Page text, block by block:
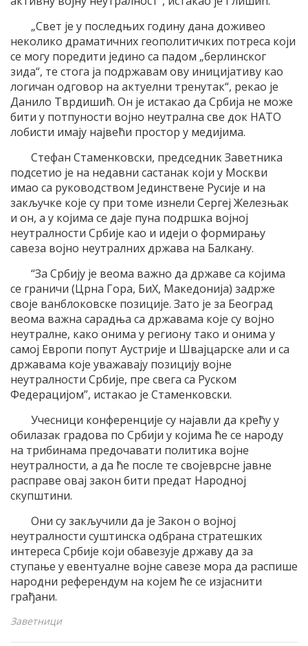
„Свет је у последњих годину дана доживео
неколико драматичних геополитичких потреса који
се могу поредити једино са падом „берлинског
зида“, те стога ја подржавам ову иницијативу као
логичан одговор на актуелни тренутак“, рекао је
Данило Тврдишић. Он је истакао да Србија не може
бити у потпуности војно неутрална све док НАТО
лобисти имају највећи простор у медијима.
Стефан Стаменковски, председник Заветника
подсетио је на недавни састанак који у Москви
имао са руководством Јединствене Русије и на
закључке које су при томе изнели Сергеј Железњак
и он, а у којима се даје пуна подршка војној
неутралности Србије као и идеји о формирању
савеза војно неутралних држава на Балкану.
“За Србију је веома важно да државе са којима
се граничи (Црна Гора, БиХ, Македонија) задрже
своје ванблоковске позиције. Зато је за Београд
веома важна сарадња са државама које су војно
неутралне, како онима у региону тако и онима у
самој Европи попут Аустрије и Швајцарске али и са
државама које уважавају позицију војне
неутралности Србије, пре свега са Руском
Федерацијом”, истакао је Стаменковски.
Учесници конференције су најавли да крећу у
обилазак градова по Србији у којима ће се народу
на трибинама предочавати политика војне
неутралности, а да ће после те својеврсне јавне
расправе овај закон бити предат Народној
скупштини.
Они су закључили да је Закон о војној
неутралности суштинска одбрана стратешких
интереса Србије који обавезује државу да за
ступање у евентуалне војне савезе мора да распише
народни референдум на којем ће се изјаснити
грађани.
Заветници